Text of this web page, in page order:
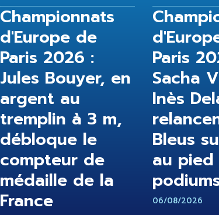
Championnats
d'Europe de
Paris 2026 :
Jules Bouyer, en
argent au
tremplin à 3 m,
débloque le
compteur de
médaille de la
France
Paris
Sacha
Inès
Bleus
au pied
06/08/2026